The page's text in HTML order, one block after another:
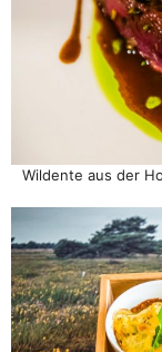
Wildente aus der